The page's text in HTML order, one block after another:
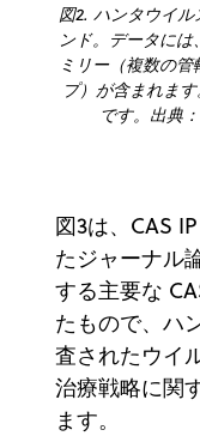
図2. ハンタウイ
ンド。データに
ミリー（複数の
プ）が含まれま
です。出典
図3は、CAS
たジャーナル
する主要な
たもので、ハ
査されたウイ
治療戦略に関
ます。